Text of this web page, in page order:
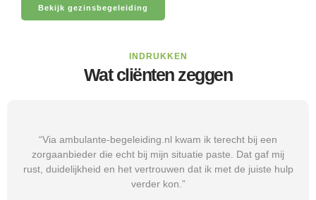
Bekijk gezinsbegeleiding
INDRUKKEN
Wat cliënten zeggen
“Via ambulante-begeleiding.nl kwam ik terecht bij een
zorgaanbieder die echt bij mijn situatie paste. Dat gaf mij
rust, duidelijkheid en het vertrouwen dat ik met de juiste hulp
verder kon.”